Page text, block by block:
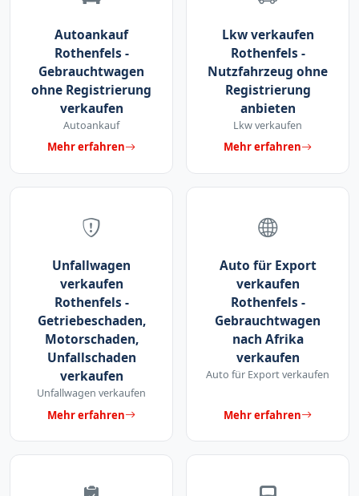
Autoankauf
Rothenfels -
Gebrauchtwagen
ohne Registrierung
verkaufen
Autoankauf
Mehr erfahren
Lkw verkaufen
Rothenfels -
Nutzfahrzeug ohne
Registrierung
anbieten
Lkw verkaufen
Mehr erfahren
Unfallwagen
verkaufen
Rothenfels -
Getriebeschaden,
Motorschaden,
Unfallschaden
verkaufen
Unfallwagen verkaufen
Mehr erfahren
Auto für Export
verkaufen
Rothenfels -
Gebrauchtwagen
nach Afrika
verkaufen
Auto für Export verkaufen
Mehr erfahren